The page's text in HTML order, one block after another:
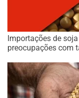
Importações de
preocupações com